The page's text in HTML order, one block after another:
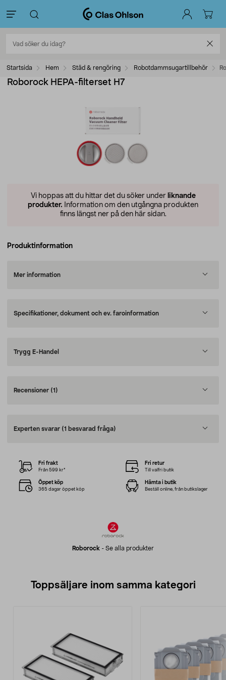
Startsida Hem Städ & rengöring Robotdammsugartillbehör
Roborock HEPA-filterset H7
Vi hoppas att du hittar det du söker under liknande
produkter. Information om den utgångna produkten
finns längst ner på den här sidan.
Produktinformation
Mer information
Specifikationer, dokument och ev. faroinformation
Trygg E-Handel
Recensioner (1)
Experten svarar (1 besvarad fråga)
Roborock - Se alla produkter
Fri frakt
Från 599 kr*
Fri retur
Till valfri butik
Öppet köp
365 dagar öppet köp
Hämta i butik
Beställ online, från butikslager
Toppsäljare inom samma kategori